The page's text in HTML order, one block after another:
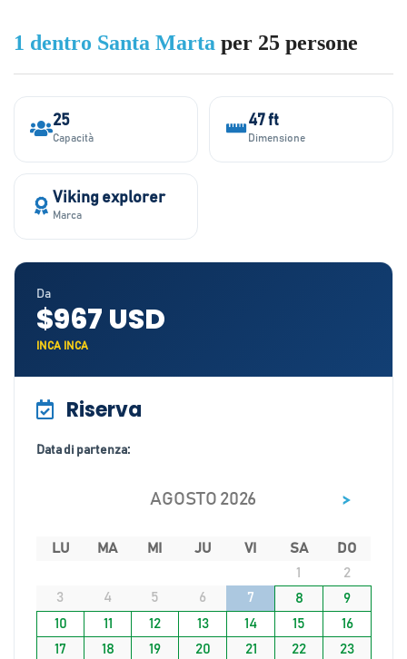
1 dentro Santa Marta per 25 persone
25
Capacità
47 ft
Dimensione
Viking explorer
Marca
Da
$967 USD
INCA INCA
Riserva
Data di partenza:
AGOSTO 2026 >
LU MA MI JU VI SA
DO
1
2
3
4 5 6 7 8
9
10
11 12 13 14 15
16
17
18 19 20 21 22
23